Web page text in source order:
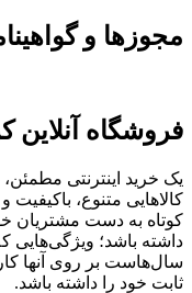
مجوزها و
فروشگاه آنلاین
یک خرید اینترنتی
کالاهایی متنوع،
کوتاه به دست مشتریان
داشته باشد؛ ویژگی‌هایی
سال‌هاست بر روی آنها
ثابت خود را داشته باشد.